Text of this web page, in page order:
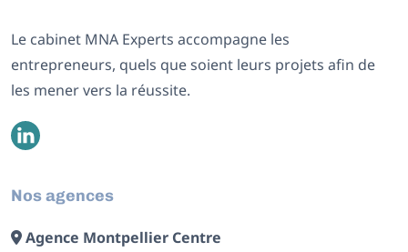
Le cabinet MNA Experts accompagne les
entrepreneurs, quels que soient leurs projets afin de
les mener vers la réussite.
Nos agences
Agence Montpellier Centre